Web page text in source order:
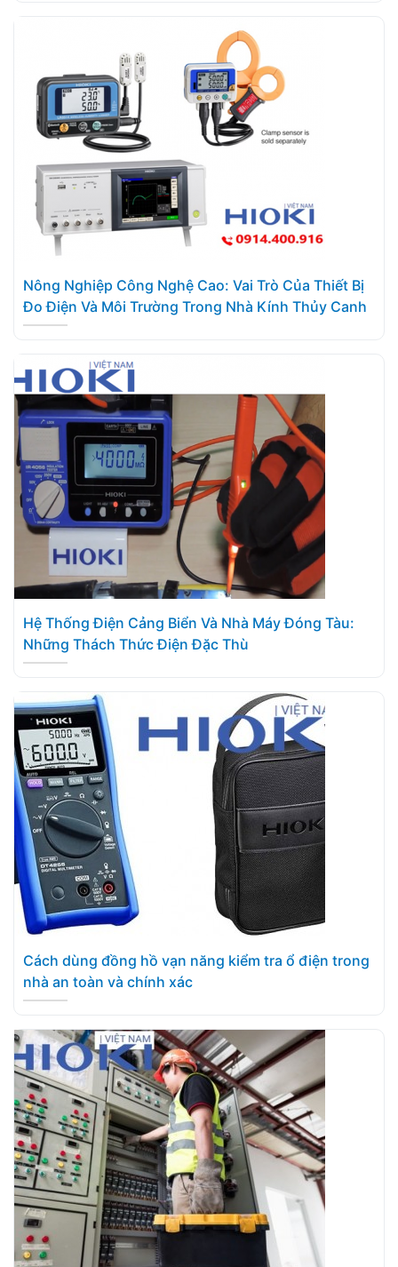
Nông Nghiệp Công Nghệ Cao: Vai Trò Của Thiết Bị
Đo Điện Và Môi Trường Trong Nhà Kính Thủy Canh
Hệ Thống Điện Cảng Biển Và Nhà Máy Đóng Tàu:
Những Thách Thức Điện Đặc Thù
Cách dùng đồng hồ vạn năng kiểm tra ổ điện trong
nhà an toàn và chính xác